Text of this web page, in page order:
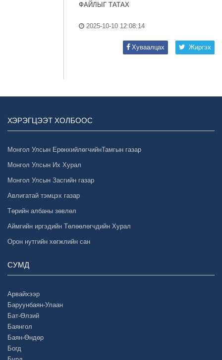
ФАЙЛЫГ ТАТАХ
2025-10-10 12:08:14
Жиргэх
Хуваалцах
ХЭРЭГЦЭЭТ ХОЛБООС
Монгол Улсын ЕрөнхийлөгчийнТамгын газар
Монгол Улсын Их Хурал
Монгол Улсын Засгийн газар
Авлигатай тэмцэх газар
Төрийн албаны зөвлөл
Аймгийн иргэдийн Төлөөлөгчдийн Хурал
Орон нутгийн хөгжлийн сан
СУМД
Арвайхээр
Баруунбаян-Улаан
Бат-Өлзий
Баянгол
Баян-Өндөр
Богд